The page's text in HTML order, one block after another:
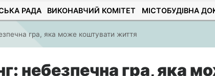
РАДА ВИКОНАВЧИЙ КОМІТЕТ МІСТОБУДІВНА
гра, яка може коштувати життя
небезпечна гра, яка